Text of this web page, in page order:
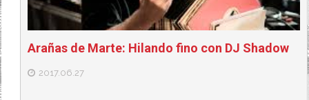
Arañas de Marte: Hilando fino con DJ Shadow
2017.06.27